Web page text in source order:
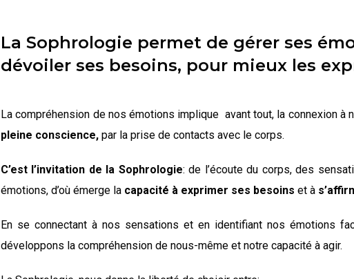
La Sophrologie permet de gérer ses
dévoiler ses besoins, pour mieux les
La compréhension de nos émotions implique avant tout, la connexion à
pleine conscience,par la prise de contacts avec le corps.
C’est l’invitation de la Sophrologie: de l’écoute du corps, des
émotions, d’où émerge la capacité à exprimer ses besoins et à
En se connectant à nos sensations et en identifiant nos émotions
développons la compréhension de nous-même et notre capacité à agir.